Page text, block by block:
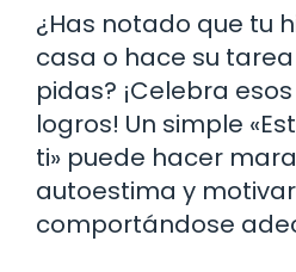
¿Has notado que tu
casa o hace su
pidas? ¡Celebra
logros! Un simple
ti» puede hacer
autoestima y
comportándose